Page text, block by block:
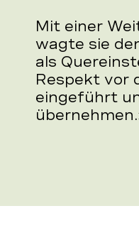
Mit einer
wagte sie
als
Respekt vor
eingeführt